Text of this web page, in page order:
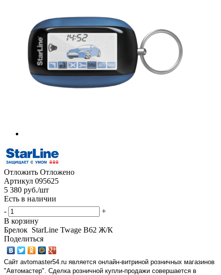
Отложить Отложено
Артикул 095625
5 380 руб./шт
Есть в наличии
-
+
В корзину
Брелок StarLine Twage B62 Ж/К
Поделиться
Сайт avtomaster54.ru является онлайн-витриной розничных магазинов
"Автомастер". Сделка розничной купли-продажи совершается в